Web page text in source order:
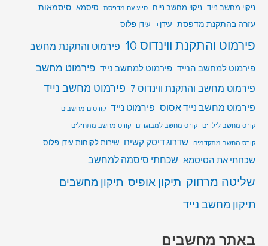
ניקוי מחשב נייד ניקוי מחשב נייח סיוע עם מדפסת סיסמא סיסמאות
עזרה בהתקנת מדפסת עידן+ עידן פלוס
פירמוט והתקנת ווינדוס 10 פירמוט והתקנת מחשב
פירמוט למחשב הנייד פירמוט למחשב נייד פירמוט מחשב
פירמוט מחשב והתקנת ווינדוס 7
פירמוט מחשב נייד
פירמוט מחשב נייד אסוס פירמוט נייד קורסים מחשבים
קורס מחשב לילדים
קורס מחשב למבוגרים
קורס מחשב מתחילים
קורס מחשב מתקדמים
שדרוג דיסק קשיח שירות לקוחות עידן פלוס
שכחתי את הסיסמא שכחתי סיסמה למחשב
שליטה מרחוק תיקון אופיס תיקון מחשבים
תיקון מחשב נייד
באתר מחשבים